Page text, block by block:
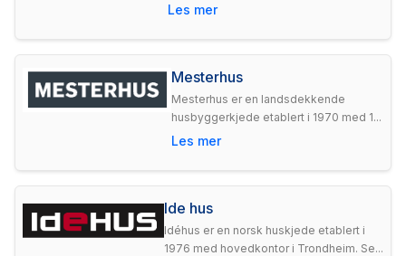
Les mer
Mesterhus
Mesterhus er en landsdekkende
husbyggerkjede etablert i 1970 med 1...
Les mer
Ide hus
Idéhus er en norsk huskjede etablert i
1976 med hovedkontor i Trondheim. Se...